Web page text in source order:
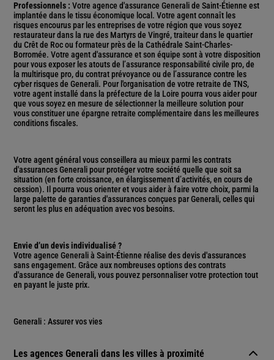
Professionnels : Votre agence d'assurance Generali de Saint-Étienne est
implantée dans le tissu économique local. Votre agent connaît les
risques encourus par les entreprises de votre région que vous soyez
restaurateur dans la rue des Martyrs de Vingré, traiteur dans le quartier
du Crêt de Roc ou formateur près de la Cathédrale Saint-Charles-
Borromée. Votre agent d'assurance et son équipe sont à votre disposition
pour vous exposer les atouts de l’assurance responsabilité civile pro, de
la multirisque pro, du contrat prévoyance ou de l’assurance contre les
cyber risques de Generali. Pour l'organisation de votre retraite de TNS,
votre agent installé dans la préfecture de la Loire pourra vous aider pour
que vous soyez en mesure de sélectionner la meilleure solution pour
vous constituer une épargne retraite complémentaire dans les meilleures
conditions fiscales.
Votre agent général vous conseillera au mieux parmi les contrats
d'assurances Generali pour protéger votre société quelle que soit sa
situation (en forte croissance, en élargissement d’activités, en cours de
cession). Il pourra vous orienter et vous aider à faire votre choix, parmi la
large palette de garanties d'assurances conçues par Generali, celles qui
seront les plus en adéquation avec vos besoins.
Envie d’un devis individualisé ?
Votre agence Generali à Saint-Étienne réalise des devis d'assurances
sans engagement. Grâce aux nombreuses options des contrats
d'assurance de Generali, vous pouvez personnaliser votre protection tout
en payant le juste prix.
Generali : Assurer vos vies
Les agences Generali dans les villes à proximité